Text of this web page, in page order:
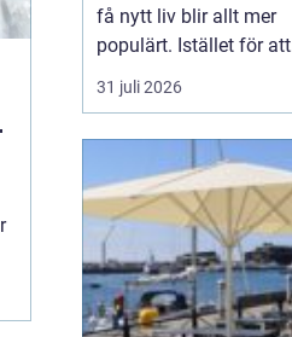
få nytt liv blir allt mer
populärt. Istället för att
låta arvegods ligga i en
låda kan de formas om
passar stilen i dag och
bär med sig historien.
N&au...
31 juli 2026